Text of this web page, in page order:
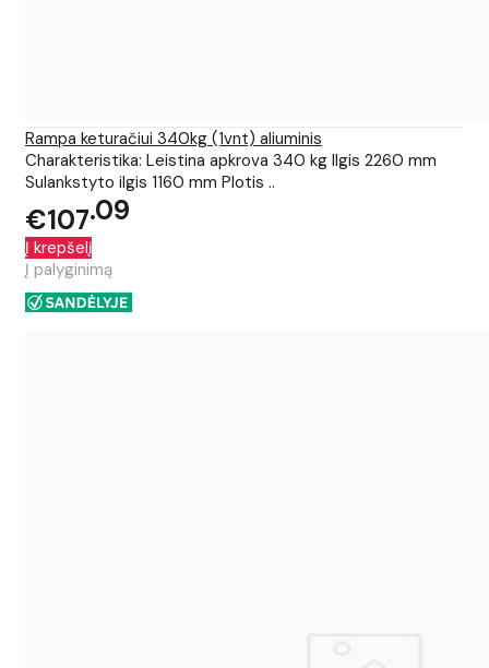
Rampa keturačiui 340kg (1vnt) aliuminis
Charakteristika: Leistina apkrova 340 kg Ilgis 2260 mm
Sulankstyto ilgis 1160 mm Plotis ..
€107 09
Į krepšelį
Į palyginimą